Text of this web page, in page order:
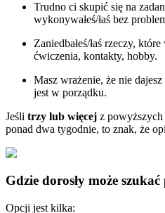
Trudno ci skupić się na
wykonywałeś/łaś bez
Zaniedbałeś/łaś rzeczy,
ćwiczenia, kontakty, hobby.
Masz wrażenie, że nie
jest w porządku.
Jeśli trzy lub więcej z powyższych
ponad dwa tygodnie, to znak, że
Gdzie dorosły może
Opcji jest kilka: